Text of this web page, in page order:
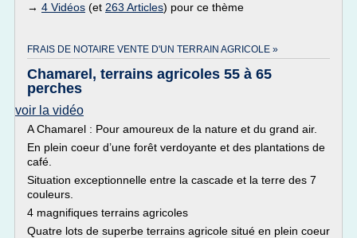
→ 4 Vidéos (et 263 Articles) pour ce thème
FRAIS DE NOTAIRE VENTE D'UN TERRAIN AGRICOLE »
Chamarel, terrains agricoles 55 à 65
perches
voir la vidéo
A Chamarel : Pour amoureux de la nature et du grand air.
En plein coeur d’une forêt verdoyante et des plantations de
café.
Situation exceptionnelle entre la cascade et la terre des 7
couleurs.
4 magnifiques terrains agricoles
Quatre lots de superbe terrains agricole situé en plein coeur